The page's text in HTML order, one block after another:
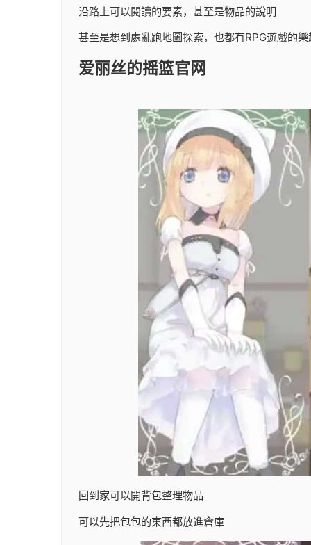
沿路上可以閱讀的要素，甚至是物品的說明
甚至是想到處亂跑地圖探索，也都有RPG遊戲的樂
爱丽丝的摇篮官网
回到家可以開背包整理物品
可以先把包包的東西都放進倉庫